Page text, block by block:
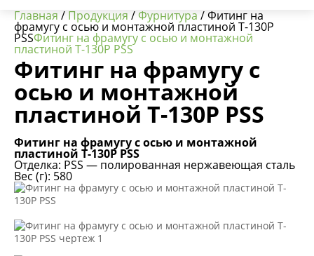
О нас
Главная / Продукция /Фурнитура /Фитинг на
фрамугу с осью и монтажной пластиной T-130P
PSSФитинг на фрамугу с осью и монтажной
пластиной T-130P PSS
Фитинг на фрамугу с
осью и монтажной
пластиной T-130P PSS
Фитинг на фрамугу с осью и монтажной
пластиной T-130P PSS
Отделка: PSS — полированная нержавеющая сталь
Вес (г): 580